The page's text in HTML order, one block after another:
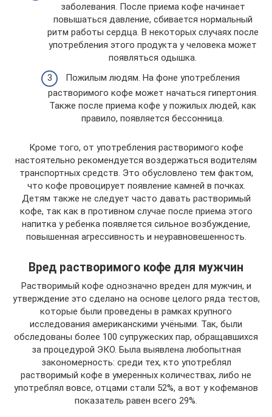
заболевания. После приема кофе начинает
повышаться давление, сбивается нормальный
ритм работы сердца. В некоторых случаях после
употребления этого продукта у человека может
появляться одышка.
Пожилым людям. На фоне употребления
растворимого кофе может начаться гипертония.
Также после приема кофе у пожилых людей, как
правило, появляется бессонница.
Кроме того, от употребления растворимого кофе
настоятельно рекомендуется воздержаться водителям
транспортных средств. Это обусловлено тем фактом,
что кофе провоцирует появление камней в почках.
Детям также не следует часто давать растворимый
кофе, так как в противном случае после приема этого
напитка у ребенка появляется сильное возбуждение,
повышенная агрессивность и неуравновешенность.
Вред растворимого кофе для мужчин
Растворимый кофе однозначно вреден для мужчин, и
утверждение это сделано на основе целого ряда тестов,
которые были проведены в рамках крупного
исследования американскими учёными. Так, были
обследованы более 100 супружеских пар, обращавшихся
за процедурой ЭКО. Была выявлена любопытная
закономерность: среди тех, кто употреблял
растворимый кофе в умеренных количествах, либо не
употреблял вовсе, отцами стали 52%, а вот у кофеманов
показатель равен всего 29%.